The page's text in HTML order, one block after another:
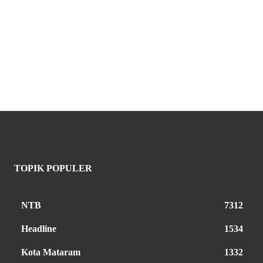
TOPIK POPULER
NTB 7312
Headline 1534
Kota Mataram 1332